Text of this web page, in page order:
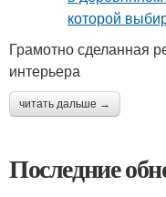
Грамотно сделанная
интерьера
читать дальше →
Последние